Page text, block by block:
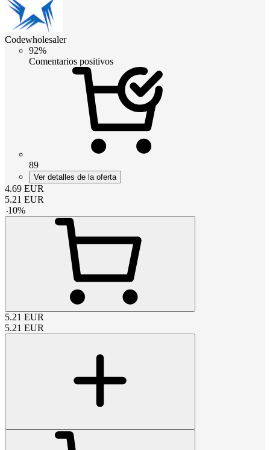
Codewholesaler
92%
Comentarios positivos
89
Ver detalles de la oferta
4.69 EUR
5.21 EUR
-10%
5.21 EUR
5.21 EUR